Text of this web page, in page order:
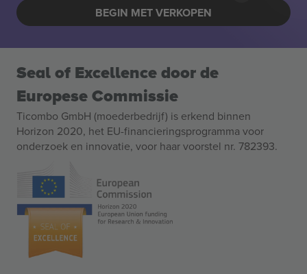
BEGIN MET VERKOPEN
Seal of Excellence door de
Europese Commissie
Ticombo GmbH (moederbedrijf) is erkend binnen
Horizon 2020, het EU-financieringsprogramma voor
onderzoek en innovatie, voor haar voorstel nr. 782393.